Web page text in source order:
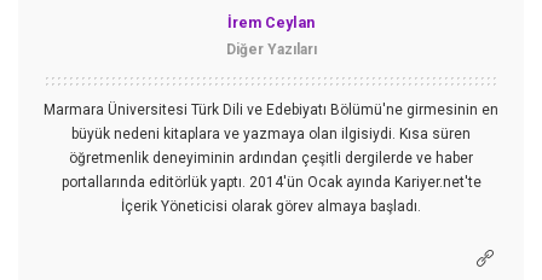
İrem Ceylan
Diğer Yazıları
Marmara Üniversitesi Türk Dili ve Edebiyatı Bölümü'ne girmesinin en
büyük nedeni kitaplara ve yazmaya olan ilgisiydi. Kısa süren
öğretmenlik deneyiminin ardından çeşitli dergilerde ve haber
portallarında editörlük yaptı. 2014'ün Ocak ayında Kariyer.net'te
İçerik Yöneticisi olarak görev almaya başladı.